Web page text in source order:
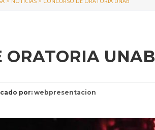
ORATORIA UNAB
por:webpresentacion